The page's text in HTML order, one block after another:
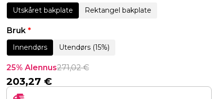
Utskåret bakplate Rektangel bakplate
Bruk *
Innendørs Utendørs (15%)
25% Alennus271,02€
203,27 €